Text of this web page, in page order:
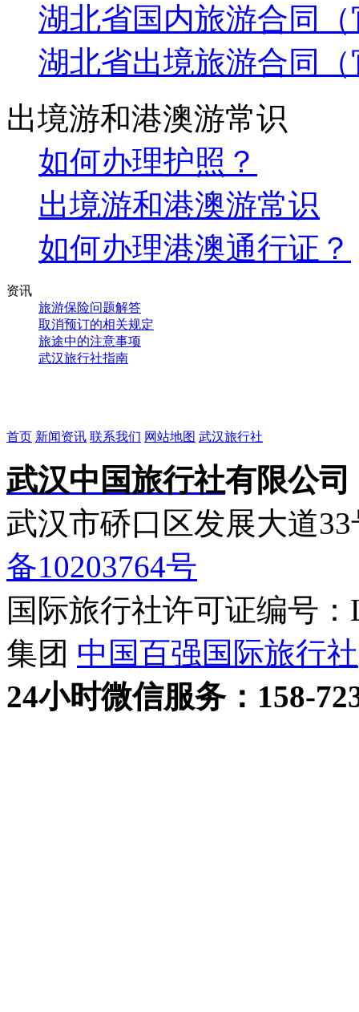
湖北省国内旅游合同（
湖北省出境旅游合同（
出境游和港澳游常识
如何办理护照？
出境游和港澳游常识
如何办理港澳通行证？
资讯
旅游保险问题解答
取消预订的相关规定
旅途中的注意事项
武汉旅行社指南
首页 新闻资讯 联系我们 网站地图 武汉旅行社
武汉中国旅行社有限公司
武汉市硚口区发展大道
备10203764号
国际旅行社许可证编号
集团 中国百强国际旅行社
24小时微信服务：158-